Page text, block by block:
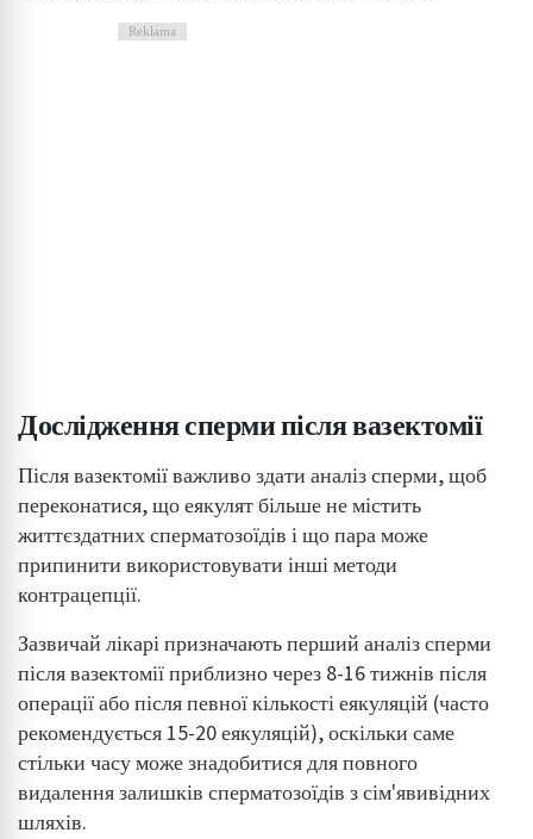
Reklama
Дослідження сперми після вазектомії
Після вазектомії важливо здати аналіз сперми, щоб
переконатися, що еякулят більше не містить
життєздатних сперматозоїдів і що пара може
припинити використовувати інші методи
контрацепції.
Зазвичай лікарі призначають перший аналіз сперми
після вазектомії приблизно через 8-16 тижнів після
операції або після певної кількості еякуляцій (часто
рекомендується 15-20 еякуляцій), оскільки саме
стільки часу може знадобитися для повного
видалення залишків сперматозоїдів з сім'явивідних
шляхів.